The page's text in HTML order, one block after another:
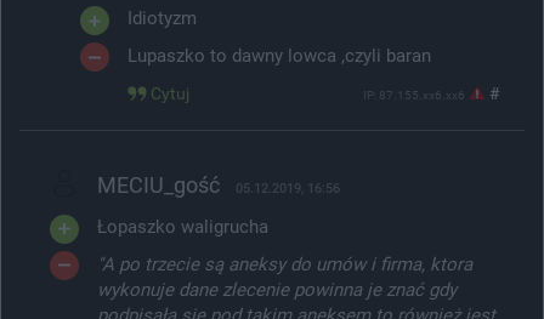
Idiotyzm
Lupaszko to dawny lowca ,czyli baran
Cytuj IP: 87.155.xx6.xx6 #
MECIU_gość 05.12.2019, 16:56
Łopaszko waligrucha
"A po trzecie są aneksy do umów i firma, ktora
wykonuje dane zlecenie powinna je znać gdy